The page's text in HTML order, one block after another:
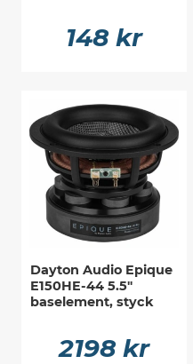
148 kr
Dayton Audio Epique
E150HE-44 5.5"
baselement, styck
2198 kr